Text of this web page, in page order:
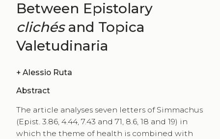
Between Epistolary
clichésand Topica
Valetudinaria
+ Alessio Ruta
Abstract
The article analyses seven letters of Simmachus
(Epist. 3.86, 4.44, 7.43 and 71, 8.6, 18 and 19) in
which the theme of health is combined with